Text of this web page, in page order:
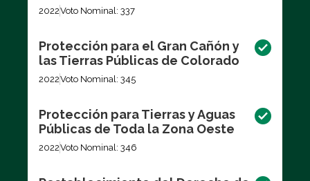
2022Voto Nominal: 337
Protección para el Gran Cañón y
las Tierras Públicas de Colorado
2022Voto Nominal: 345
Protección para Tierras y Aguas
Públicas de Toda la Zona Oeste
2022Voto Nominal: 346